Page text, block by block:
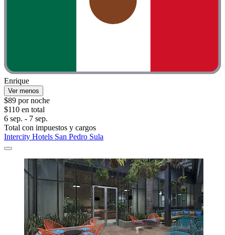
Enrique
Ver menos
$89 por noche
$110 en total
6 sep. - 7 sep.
Total con impuestos y cargos
Intercity Hotels San Pedro Sula